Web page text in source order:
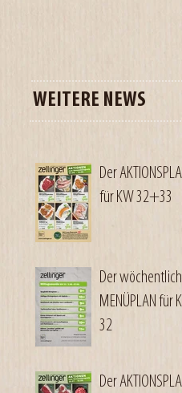
WEITERE NEWS
Der AKTIONSPLAN
für KW 32+33
Der
MENÜPLAN für
32
Der AKTIONSPLAN